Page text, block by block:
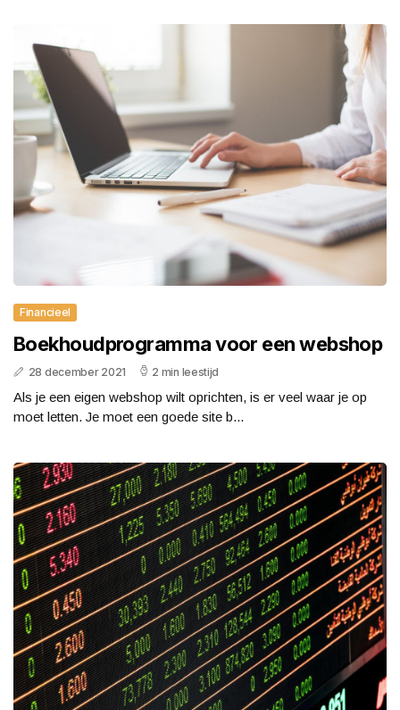
Financieel
Boekhoudprogramma voor een webshop
28 december 2021 2 min leestijd
Als je een eigen webshop wilt oprichten, is er veel waar je op
moet letten. Je moet een goede site b...